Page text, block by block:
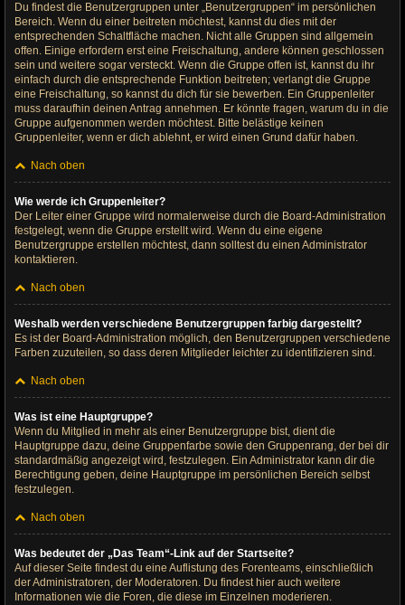
Du findest die Benutzergruppen unter „Benutzergruppen“ im persönlichen
Bereich. Wenn du einer beitreten möchtest, kannst du dies mit der
entsprechenden Schaltfläche machen. Nicht alle Gruppen sind allgemein
offen. Einige erfordern erst eine Freischaltung, andere können geschlossen
sein und weitere sogar versteckt. Wenn die Gruppe offen ist, kannst du ihr
einfach durch die entsprechende Funktion beitreten; verlangt die Gruppe
eine Freischaltung, so kannst du dich für sie bewerben. Ein Gruppenleiter
muss daraufhin deinen Antrag annehmen. Er könnte fragen, warum du in die
Gruppe aufgenommen werden möchtest. Bitte belästige keinen
Gruppenleiter, wenn er dich ablehnt, er wird einen Grund dafür haben.
Nach oben
Wie werde ich Gruppenleiter?
Der Leiter einer Gruppe wird normalerweise durch die Board-Administration
festgelegt, wenn die Gruppe erstellt wird. Wenn du eine eigene
Benutzergruppe erstellen möchtest, dann solltest du einen Administrator
kontaktieren.
Nach oben
Weshalb werden verschiedene Benutzergruppen farbig dargestellt?
Es ist der Board-Administration möglich, den Benutzergruppen verschiedene
Farben zuzuteilen, so dass deren Mitglieder leichter zu identifizieren sind.
Nach oben
Was ist eine Hauptgruppe?
Wenn du Mitglied in mehr als einer Benutzergruppe bist, dient die
Hauptgruppe dazu, deine Gruppenfarbe sowie den Gruppenrang, der bei dir
standardmäßig angezeigt wird, festzulegen. Ein Administrator kann dir die
Berechtigung geben, deine Hauptgruppe im persönlichen Bereich selbst
festzulegen.
Nach oben
Was bedeutet der „Das Team“-Link auf der Startseite?
Auf dieser Seite findest du eine Auflistung des Forenteams, einschließlich
der Administratoren, der Moderatoren. Du findest hier auch weitere
Informationen wie die Foren, die diese im Einzelnen moderieren.